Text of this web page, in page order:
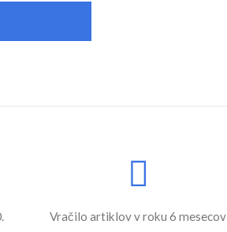
Vračilo artiklov v roku 6 mesecov